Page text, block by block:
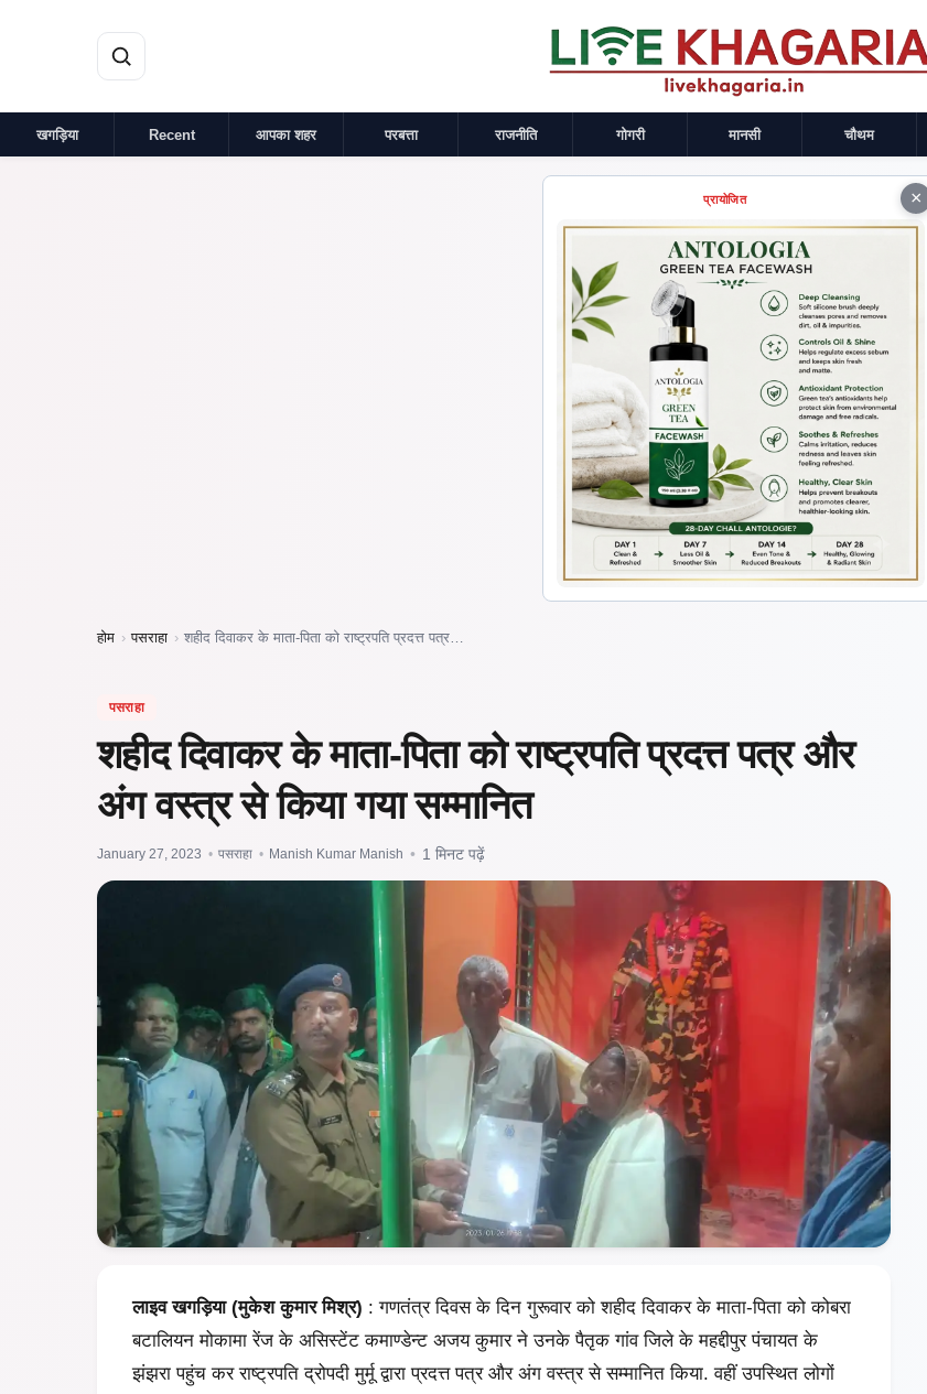
खगड़िया Recent आपका शहर परबत्ता राजनीति गोगरी मानसी चौथम
×
प्रायोजित
होम › पसराहा › शहीद दिवाकर के माता-पिता को राष्ट्रपति प्रदत्त पत्र…
पसराहा
शहीद दिवाकर के माता-पिता को राष्ट्रपति प्रदत्त पत्र और
अंग वस्त्र से किया गया सम्मानित
January 27, 2023 • पसराहा • Manish Kumar Manish • 1 मिनट पढ़ें
लाइव खगड़िया (मुकेश कुमार मिश्र) : गणतंत्र दिवस के दिन गुरूवार को शहीद दिवाकर के माता-पिता को कोबरा
बटालियन मोकामा रेंज के असिस्टेंट कमाण्डेन्ट अजय कुमार ने उनके पैतृक गांव जिले के महद्दीपुर पंचायत के
झंझरा पहुंच कर राष्ट्रपति द्रोपदी मुर्मू द्वारा प्रदत्त पत्र और अंग वस्त्र से सम्मानित किया. वहीं उपस्थित लोगों